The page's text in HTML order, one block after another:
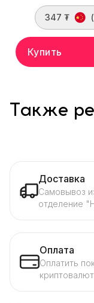
347 ₮
Купить
Также
Доставка
Самовывоз
отделение
Оплата
Оплатить